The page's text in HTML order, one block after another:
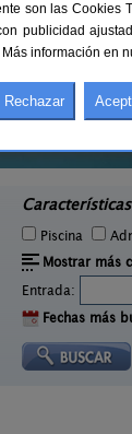
Características
Piscina
Mostrar más
Entrada:
Fechas más
son las
publicidad
información en